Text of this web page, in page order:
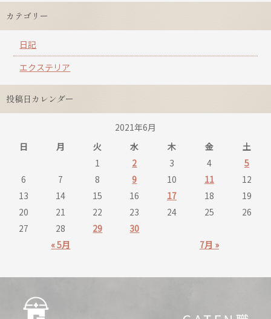
カテゴリー
日記
エクステリア
投稿日カレンダー
2021年6月
日
月 火 水 木 金 土
« 5月 7月 »
1 2 3 4
5
6
7 8 9 10 11
12
13
14 15 16 17 18
19
20
21 22 23 24 25
26
27
28 29 30